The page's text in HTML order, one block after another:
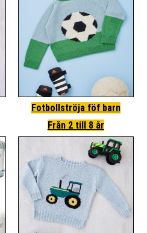
Fotbollströja föf barn
Från 2 till 8 år